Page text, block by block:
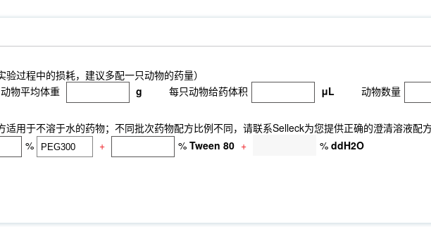
过程中的损耗，建议多配一只动物的药量）
动物平均体重 g 每只动物给药体积 μL 动物数量
用于不溶于水的药物；不同批次药物配方比例不同，请联系Selleck为您提供正确的澄清溶液配
% + % Tween 80 + % ddH2O